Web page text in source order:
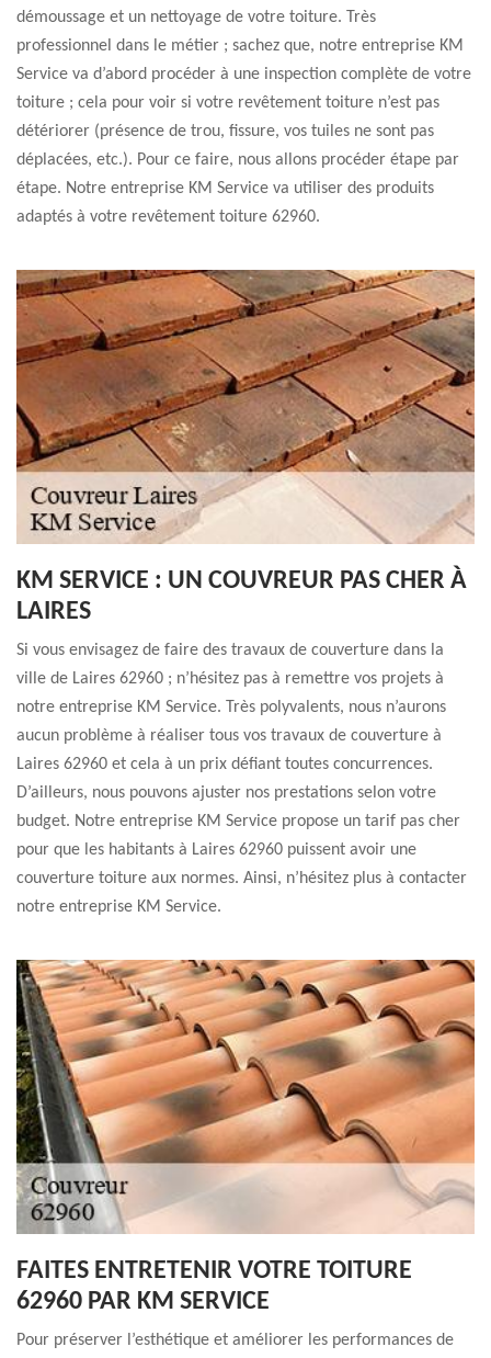
démoussage et un nettoyage de votre toiture. Très
professionnel dans le métier ; sachez que, notre entreprise KM
Service va d’abord procéder à une inspection complète de votre
toiture ; cela pour voir si votre revêtement toiture n’est pas
détériorer (présence de trou, fissure, vos tuiles ne sont pas
déplacées, etc.). Pour ce faire, nous allons procéder étape par
étape. Notre entreprise KM Service va utiliser des produits
adaptés à votre revêtement toiture 62960.
KM SERVICE : UN COUVREUR PAS CHER À
LAIRES
Si vous envisagez de faire des travaux de couverture dans la
ville de Laires 62960 ; n’hésitez pas à remettre vos projets à
notre entreprise KM Service. Très polyvalents, nous n’aurons
aucun problème à réaliser tous vos travaux de couverture à
Laires 62960 et cela à un prix défiant toutes concurrences.
D’ailleurs, nous pouvons ajuster nos prestations selon votre
budget. Notre entreprise KM Service propose un tarif pas cher
pour que les habitants à Laires 62960 puissent avoir une
couverture toiture aux normes. Ainsi, n’hésitez plus à contacter
notre entreprise KM Service.
FAITES ENTRETENIR VOTRE TOITURE
62960 PAR KM SERVICE
Pour préserver l’esthétique et améliorer les performances de